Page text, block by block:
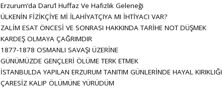
Erzurum’da Daru’l Huffaz Ve Hafızlık Geleneği
ÜLKENİN FİZİKÇİYE Mİ İLAHİYATÇIYA MI İHTİYACI VAR?
ZALİM ESAT ÖNCESİ VE SONRASI HAKKINDA TARİHE NOT DÜŞMEK
KARDEŞ OLMAYA ÇAĞRIMDIR
1877-1878 OSMANLI SAVAŞI ÜZERİNE
GÜNÜMÜZDE GENÇLERİ ÖLÜME TERK ETMEK
İSTANBULDA YAPILAN ERZURUM TANITIM GÜNLERİNDE HAYAL KIRIKLIĞI
ÇARESİZ KALIP ÖLÜMÜNE YÜRÜDÜM